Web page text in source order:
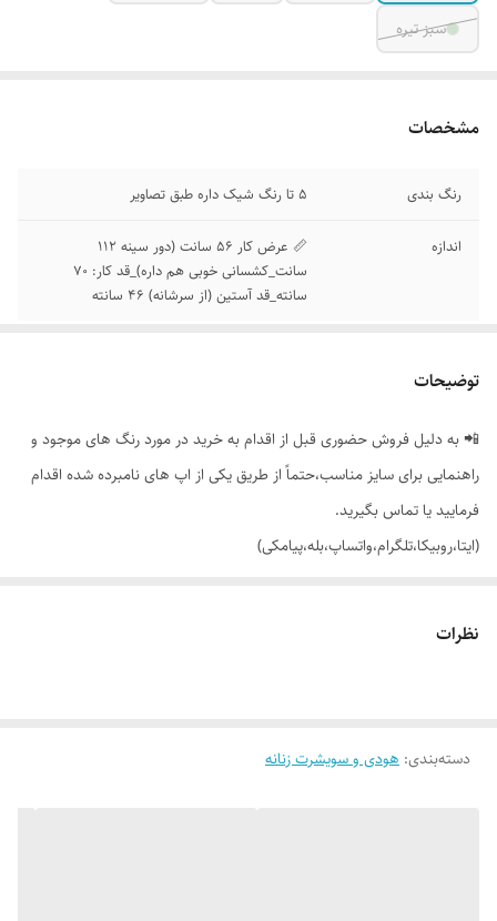
سبز تیره
مشخصات
رنگ بندی 5 تا رنگ شیک داره طبق تصاویر
اندازه
📏 عرض کار 56 سانت (دور سینه 112
سانت_کشسانی خوبی هم داره)_قد کار: 70
سانته_قد آستین (از سرشانه) 46 سانته
توضیحات
📲 به دلیل فروش حضوری قبل از اقدام به خرید در مورد رنگ های موجود و
راهنمایی برای سایز مناسب،حتماً از طریق یکی از اپ های نامبرده شده اقدام
فرمایید یا تماس بگیرید.
(ایتا،روبیکا،تلگرام،واتساپ،بله،پیامکی)
🎨 رنگ بندیش: 5 تا رنگ شیک داره طبق تصاویر
نظرات
دسته‌بندی: هودی و سویشرت زنانه